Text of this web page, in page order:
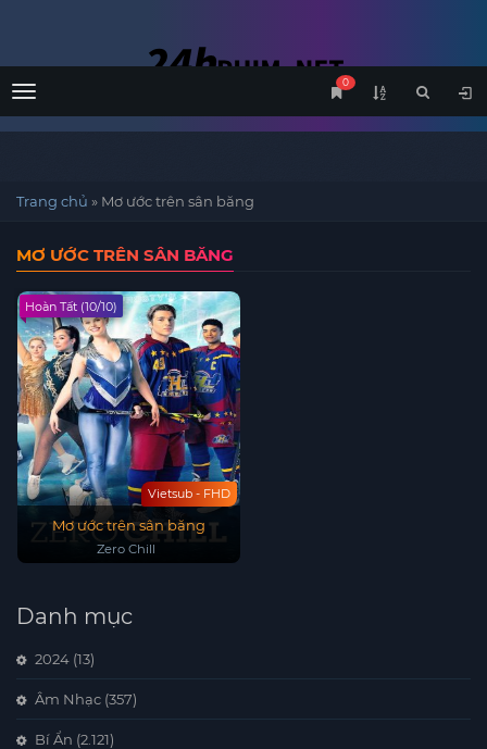
Menu
0
Trang chủ » Mơ ước trên sân băng
MƠ ƯỚC TRÊN SÂN BĂNG
Vietsub - FHD
Hoàn Tất (10/10)
Mơ ước trên sân băng
Zero Chill
Danh mục
2024 (13)
Âm Nhạc (357)
Bí Ẩn (2.121)